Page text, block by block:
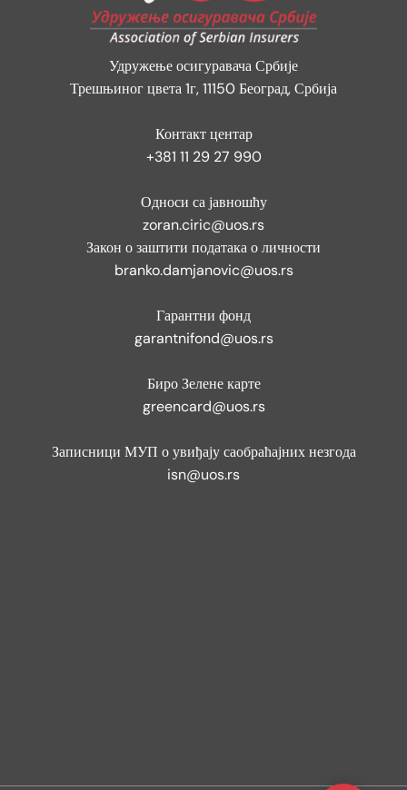
Удружење осигуравача Србије
Трешњиног цвета 1г, 11150 Београд, Србија
Контакт центар
+381 11 29 27 990
Односи са јавношћу
zoran.ciric@uos.rs
Закон о заштити података о личности
branko.damjanovic@uos.rs
Гарантни фонд
garantnifond@uos.rs
Биро Зелене карте
greencard@uos.rs
Записници МУП о увиђају саобраћајних незгода
isn@uos.rs